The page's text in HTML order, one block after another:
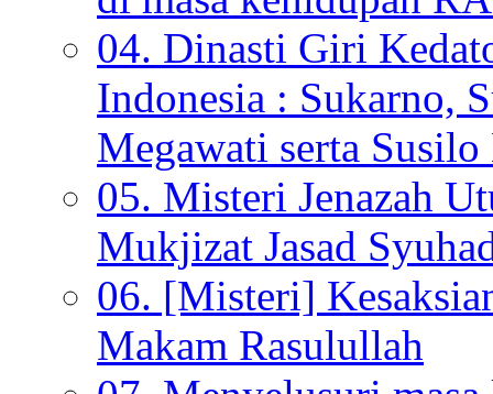
04. Dinasti Giri
Indonesia : Sukarno,
Megawati serta
05. Misteri Jenazah
Mukjizat Jasad
06. [Misteri]
Makam Rasulullah